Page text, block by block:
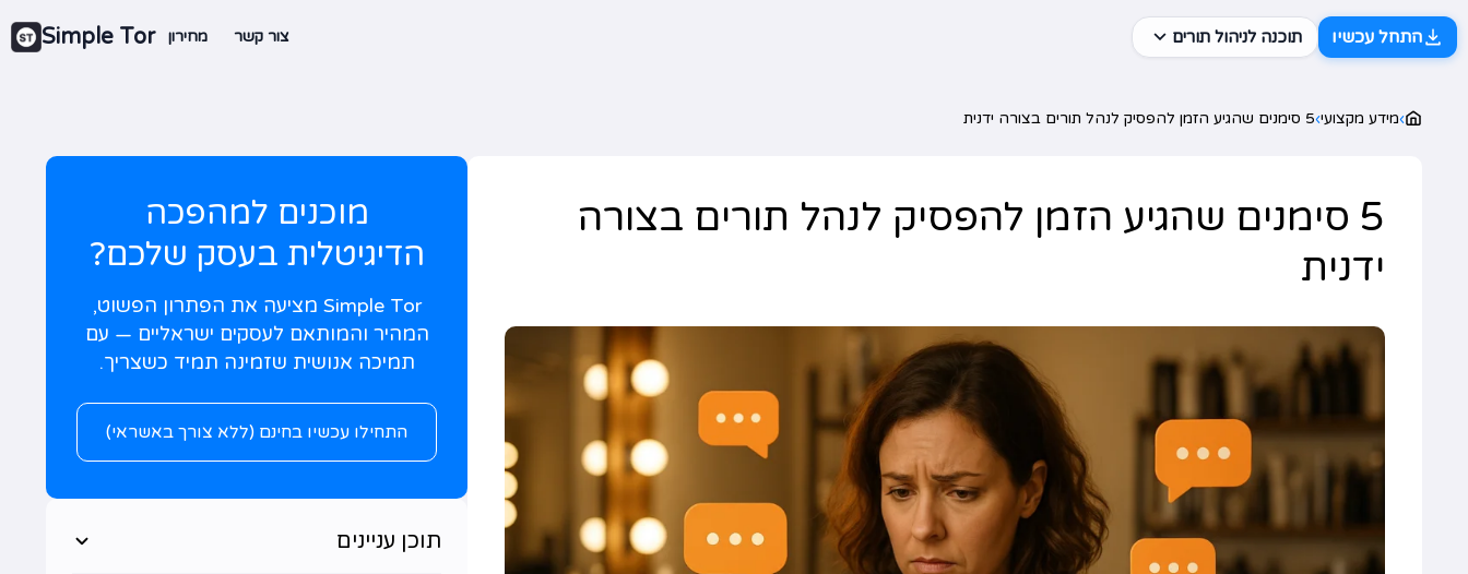
Simple Tor צור קשר מחירון תוכנה לניהול תורים התחל עכשיו
›מידע מקצועי›5 סימנים שהגיע הזמן להפסיק לנהל תורים בצורה ידנית
5 סימנים שהגיע הזמן להפסיק לנהל תורים בצורה
ידנית
מוכנים למהפכה
הדיגיטלית בעסק שלכם?
Simple Tor מציעה את הפתרון הפשוט,
המהיר והמותאם לעסקים ישראליים — עם
תמיכה אנושית שזמינה תמיד כשצריך.
התחילו עכשיו בחינם (ללא צורך באשראי)
תוכן עניינים